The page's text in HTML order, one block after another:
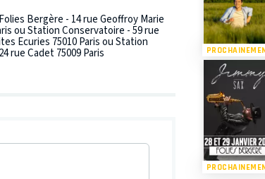
Bergère - 14 rue Geoffroy Marie
ou Station Conservatoire - 59 rue
Ecuries 75010 Paris ou Station
rue Cadet 75009 Paris